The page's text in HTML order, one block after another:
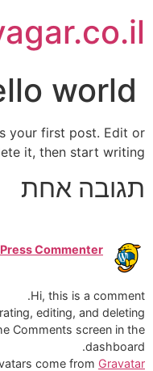
world!
your first post. Edit or
it, then start writing!
תגובה אחת
Commenter
Hi, this is a comment.
editing, and deleting
Comments screen in the
dashboard.
come from Gravatar